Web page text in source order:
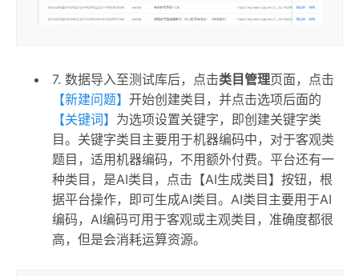
7. 数据导入至测试库后，点击类目管理页面，点击
【新建问题】 开始创建类目，并点击选项后面的
【关键词】 为选项设置关键字，即创建关键字类
目。关键字类目主要用于机器编码中，对于客观类
题目，适用机器编码，不用额外付费。平台还有一
种类目，是AI类目，点击【AI生成类目】按钮，根
据平台操作，即可生成AI类目。AI类目主要用于AI
编码，AI编码可用于客观或主观类目，准确度都很
高，但是会消耗运算资源。